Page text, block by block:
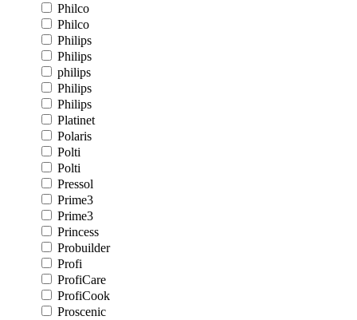
Philco
Philco
Philips
Philips
philips
Philips
Philips
Platinet
Polaris
Polti
Polti
Pressol
Prime3
Prime3
Princess
Probuilder
Profi
ProfiCare
ProfiCook
Proscenic